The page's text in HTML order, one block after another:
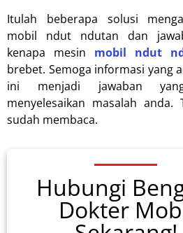
Itulah beberapa solusi
mobil ndut ndutan dan
kenapa mesin mobil ndut
brebet. Semoga informasi yang
ini menjadi jawaban
menyelesaikan masalah anda.
sudah membaca.
Hubungi
Dokter